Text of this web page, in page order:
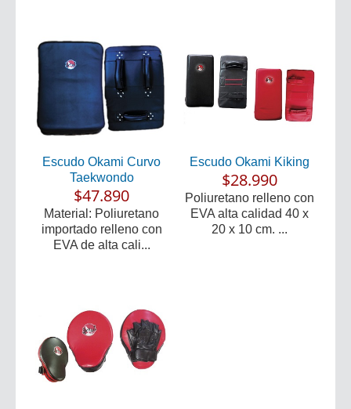
Escudo Okami Curvo
Taekwondo
$47.890
Material: Poliuretano
importado relleno con
EVA de alta cali...
Escudo Okami Kiking
$28.990
Poliuretano relleno con
EVA alta calidad 40 x
20 x 10 cm. ...